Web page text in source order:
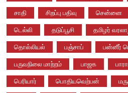
சாதி சிறப்பு பதிவு சென்னை
டெல்லி தடுப்பூசி தமிழர்
தொல்லியல் பஞ்சாப் பன்னீர்
பருவநிலை மாற்றம் பாஜக
பெரியார் பொதியவெற்பன்